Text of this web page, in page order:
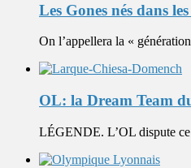
Les Gones nés dans
On l’appellera la «
OL: la Dream Team
LÉGENDE. L’OL dispute